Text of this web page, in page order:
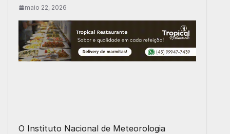
maio 22, 2026
O Instituto Nacional de Meteorologia